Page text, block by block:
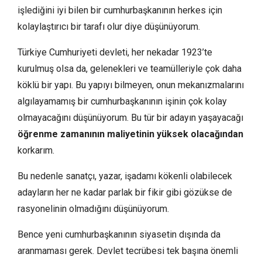
işlediğini iyi bilen bir cumhurbaşkanının herkes için
kolaylaştırıcı bir tarafı olur diye düşünüyorum.
Türkiye Cumhuriyeti devleti, her nekadar 1923’te
kurulmuş olsa da, gelenekleri ve teamülleriyle çok daha
köklü bir yapı. Bu yapıyı bilmeyen, onun mekanızmalarını
algılayamamış bir cumhurbaşkanının işinin çok kolay
olmayacağını düşünüyorum. Bu tür bir adayın yaşayacağı
öğrenme zamanının maliyetinin yüksek olacağından
korkarım.
Bu nedenle sanatçı, yazar, işadamı kökenli olabilecek
adayların her ne kadar parlak bir fikir gibi gözükse de
rasyonelinin olmadığını düşünüyorum.
Bence yeni cumhurbaşkanının siyasetin dışında da
aranmaması gerek. Devlet tecrübesi tek başına önemli